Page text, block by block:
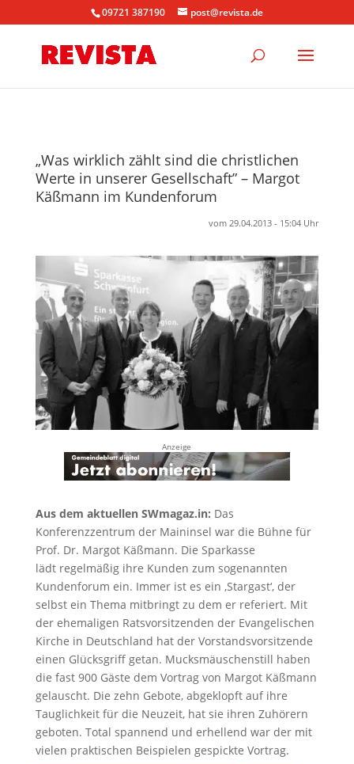
09721 387190 post@revista.de
„Was wirklich zählt sind die christlichen
Werte in unserer Gesellschaft” – Margot
Käßmann im Kundenforum
vom 29.04.2013 - 15:04 Uhr
Anzeige
Aus dem aktuellen SWmagaz.in: Das
Konferenzzentrum der Maininsel war die Bühne für
Prof. Dr. Margot Käßmann. Die Sparkasse
lädt regelmäßig ihre Kunden zum sogenannten
Kundenforum ein. Immer ist es ein ‚Stargast‘, der
selbst ein Thema mitbringt zu dem er referiert. Mit
der ehemaligen Ratsvorsitzenden der Evangelischen
Kirche in Deutschland hat der Vorstandsvorsitzende
einen Glücksgriff getan. Mucksmäuschenstill haben
die fast 900 Gäste dem Vortrag von Margot Käßmann
gelauscht. Die zehn Gebote, abgeklopft auf ihre
Tauglichkeit für die Neuzeit, hat sie ihren Zuhörern
geboten. Total spannend und erhellend war der mit
vielen praktischen Beispielen gespickte Vortrag.